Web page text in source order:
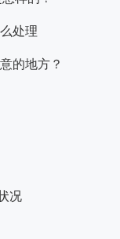
处理
的地方？
况